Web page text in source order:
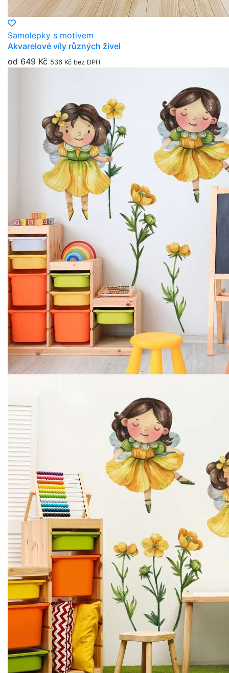
Samolepky s motivem
Akvarelové víly různých živel
od 649 Kč 536 Kč bez DPH